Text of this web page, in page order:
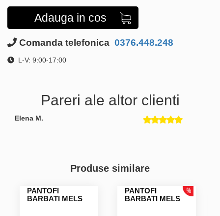
Adauga in cos
Comanda telefonica 0376.448.248
L-V: 9:00-17:00
Pareri ale altor clienti
Elena M.
Produse similare
PANTOFI
BARBATI MELS
PANTOFI
BARBATI MELS